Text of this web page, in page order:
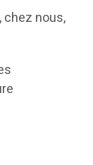
chez nous,